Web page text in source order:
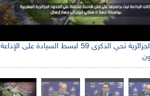
الإذاعة الجزائرية تحي الذكرى 59 لبسط السيادة على الإذاعة